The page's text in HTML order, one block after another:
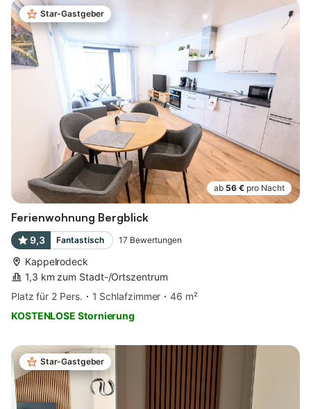
Star-Gastgeber
ab 56 € pro Nacht
Ferienwohnung Bergblick
9,3 Fantastisch 17 Bewertungen
Kappelrodeck
1,3 km zum Stadt-/Ortszentrum
Platz für 2 Pers.
1 Schlafzimmer
46 m²
KOSTENLOSE Stornierung
Star-Gastgeber